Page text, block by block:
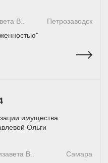
В..
Петрозаводск
имущества
Ольги
В..
Самара